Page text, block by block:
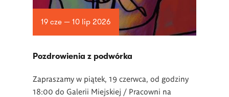
19 cze — 10 lip 2026
Pozdrowienia z podwórka
Zapraszamy w piątek, 19 czerwca, od godziny
18:00 do Galerii Miejskiej / Pracowni na